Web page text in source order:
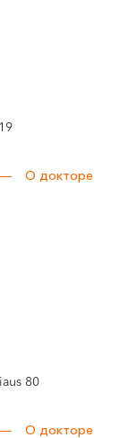
О докторе
80
О докторе